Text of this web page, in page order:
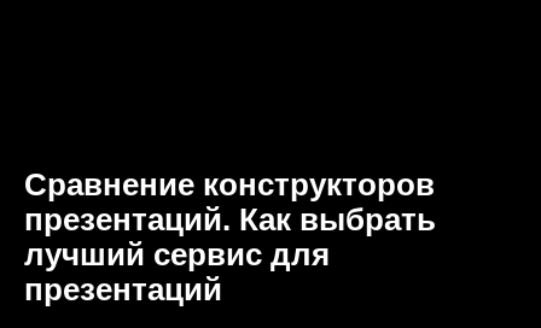
Сравнение конструкторов
презентаций. Как выбрать
лучший сервис для
презентаций